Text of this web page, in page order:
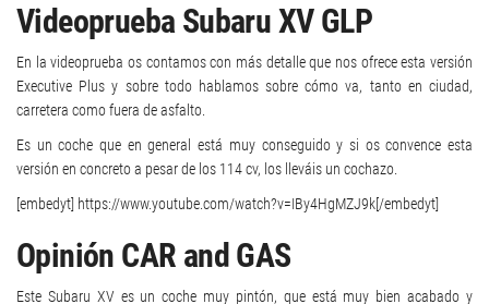
Videoprueba Subaru XV GLP
En la videoprueba os contamos con más detalle que nos ofrece esta versión
Executive Plus y sobre todo hablamos sobre cómo va, tanto en ciudad,
carretera como fuera de asfalto.
Es un coche que en general está muy conseguido y si os convence esta
versión en concreto a pesar de los 114 cv, los lleváis un cochazo.
[embedyt] https://www.youtube.com/watch?v=IBy4HgMZJ9k[/embedyt]
Opinión CAR and GAS
Este Subaru XV es un coche muy pintón, que está muy bien acabado y